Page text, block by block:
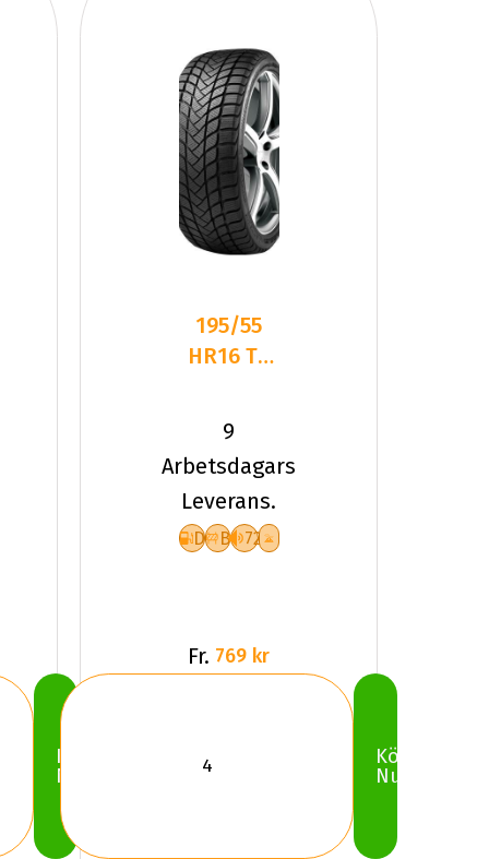
Köp
Nu
195/55
HR16 TL
WINTER
LANDER
9
Arbetsdagars
Leverans.
D B 72
Fr. 769 kr
Köp
Nu